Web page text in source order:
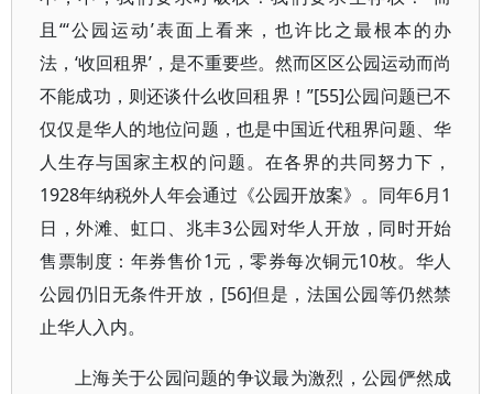
且“‘公园运动’表面上看来，也许比之最根本的办
法，‘收回租界’，是不重要些。然而区区公园运动而尚
不能成功，则还谈什么收回租界！”[55]公园问题已不
仅仅是华人的地位问题，也是中国近代租界问题、华
人生存与国家主权的问题。在各界的共同努力下，
1928年纳税外人年会通过《公园开放案》。同年6月1
日，外滩、虹口、兆丰3公园对华人开放，同时开始
售票制度：年券售价1元，零券每次铜元10枚。华人
公园仍旧无条件开放，[56]但是，法国公园等仍然禁
止华人入内。
上海关于公园问题的争议最为激烈，公园俨然成